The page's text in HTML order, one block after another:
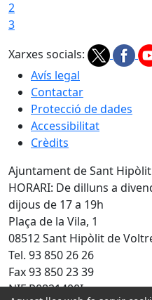
2
3
Xarxes socials:
Avís legal
Contactar
Protecció de dades
Accessibilitat
Crèdits
Ajuntament de Sant
HORARI: De dilluns a
dijous de 17 a 19h
Plaça de la Vila, 1
08512 Sant Hipòlit de
Tel. 93 850 26 26
Fax 93 850 23 39
NIF P0821400I